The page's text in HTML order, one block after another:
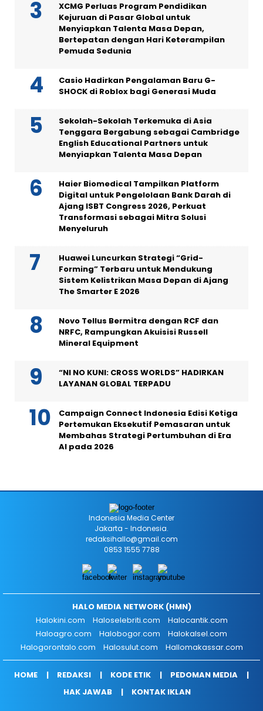
XCMG Perluas Program Pendidikan
Kejuruan di Pasar Global untuk
Menyiapkan Talenta Masa Depan,
Bertepatan dengan Hari Keterampilan
Pemuda Sedunia
Casio Hadirkan Pengalaman Baru G-
SHOCK di Roblox bagi Generasi Muda
Sekolah-Sekolah Terkemuka di Asia
Tenggara Bergabung sebagai Cambridge
English Educational Partners untuk
Menyiapkan Talenta Masa Depan
Haier Biomedical Tampilkan Platform
Digital untuk Pengelolaan Bank Darah di
Ajang ISBT Congress 2026, Perkuat
Transformasi sebagai Mitra Solusi
Menyeluruh
Huawei Luncurkan Strategi “Grid-
Forming” Terbaru untuk Mendukung
Sistem Kelistrikan Masa Depan di Ajang
The Smarter E 2026
Novo Tellus Bermitra dengan RCF dan
NRFC, Rampungkan Akuisisi Russell
Mineral Equipment
“NI NO KUNI: CROSS WORLDS” HADIRKAN
LAYANAN GLOBAL TERPADU
Campaign Connect Indonesia Edisi Ketiga
Pertemukan Eksekutif Pemasaran untuk
Membahas Strategi Pertumbuhan di Era
AI pada 2026
Indonesia Media Center
Jakarta - Indonesia.
redaksihallo@gmail.com
0853 1555 7788
HALO MEDIA NETWORK (HMN)
Halokini.com
Haloselebriti.com
Halocantik.com
Haloagro.com
Halobogor.com
Halokalsel.com
Halogorontalo.com
Halosulut.com Hallomakassar.com
HOME REDAKSI KODE ETIK
PEDOMAN MEDIA
HAK JAWAB
KONTAK IKLAN